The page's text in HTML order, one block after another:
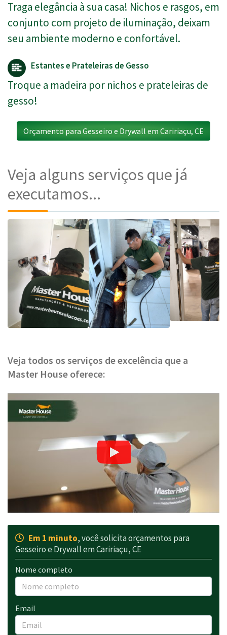
Traga elegância à sua casa! Nichos e rasgos, em
conjunto com projeto de iluminação, deixam
seu ambiente moderno e confortável.
Estantes e Prateleiras de Gesso
Troque a madeira por nichos e prateleiras de
gesso!
Orçamento para Gesseiro e Drywall em Caririaçu, CE
Veja alguns serviços que já
executamos...
Veja todos os serviços de excelência que a
Master House oferece:
Em 1 minuto, você solicita orçamentos para
Gesseiro e Drywall em Caririaçu, CE
Nome completo
Email